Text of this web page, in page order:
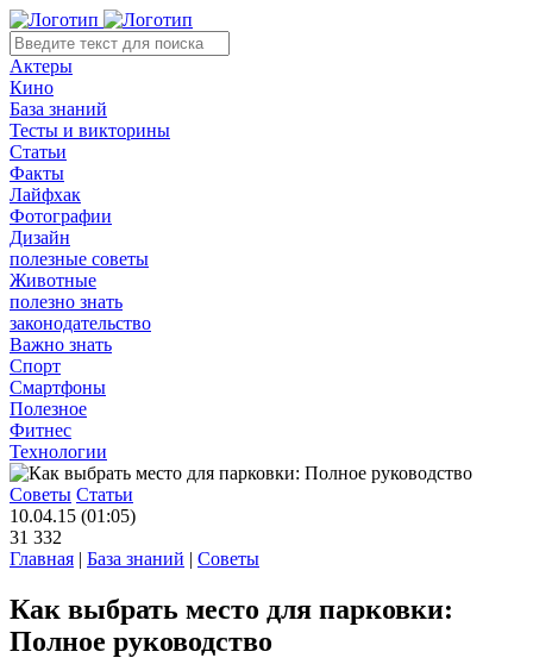
Актеры
Кино
База знаний
Тесты и викторины
Статьи
Факты
Лайфхак
Фотографии
Дизайн
полезные советы
Животные
полезно знать
законодательство
Важно знать
Спорт
Смартфоны
Полезное
Фитнес
Технологии
Советы Статьи
10.04.15 (01:05)
31 332
Главная | База знаний | Советы
Как выбрать место для парковки:
Полное руководство